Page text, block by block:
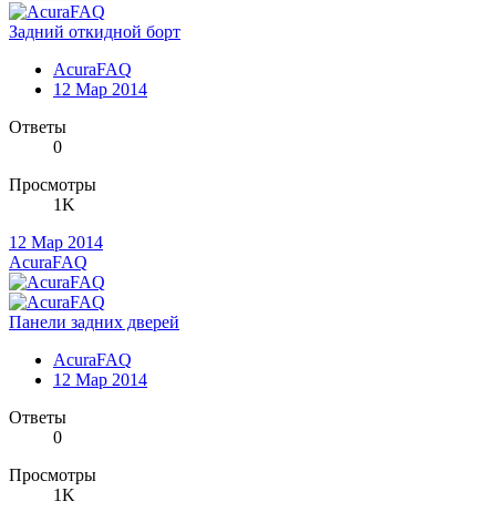
Задний откидной борт
AcuraFAQ
12 Мар 2014
Ответы
0
Просмотры
1K
12 Мар 2014
AcuraFAQ
Панели задних дверей
AcuraFAQ
12 Мар 2014
Ответы
0
Просмотры
1K